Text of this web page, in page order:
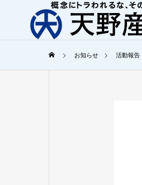
お知らせ 活動報告